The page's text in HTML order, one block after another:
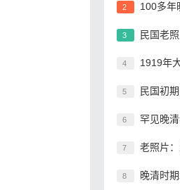
2 100多年
3 民国老
4 1919年
5 民国初
6 罕见晚清老照
7 老照片
8 晚清时